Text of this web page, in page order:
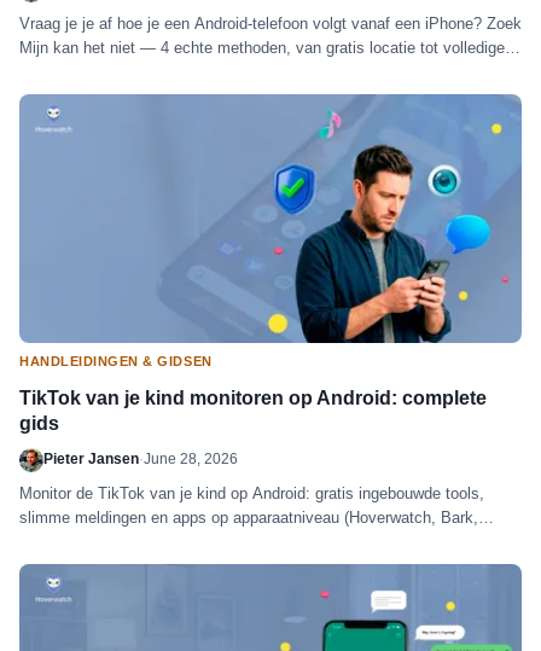
Vraag je je af hoe je een Android-telefoon volgt vanaf een iPhone? Zoek
Mijn kan het niet — 4 echte methoden, van gratis locatie tot volledige
HANDLEIDINGEN & GIDSEN
TikTok van je kind monitoren op Android: complete
gids
Pieter Jansen·June 28, 2026
Monitor de TikTok van je kind op Android: gratis ingebouwde tools,
slimme meldingen en apps op apparaatniveau (Hoverwatch, Bark,